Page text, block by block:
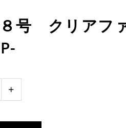
８号 クリアフ
+